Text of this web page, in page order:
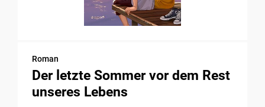
Roman
Der letzte Sommer vor dem Rest
unseres Lebens